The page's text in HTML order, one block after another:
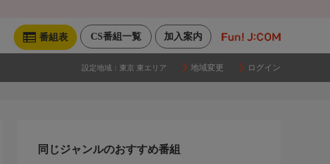
加入案内
CS番組一覧
番組表
設定地域： 東京 東エリア 地域変更 ログイン
同じジャンルのおすすめ番組